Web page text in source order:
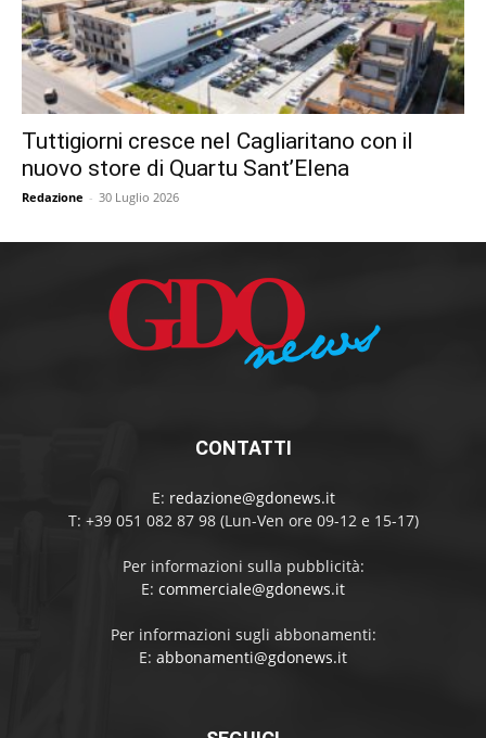
Tuttigiorni cresce nel Cagliaritano con il
nuovo store di Quartu Sant’Elena
Redazione - 30 Luglio 2026
CONTATTI
E: redazione@gdonews.it
T: +39 051 082 87 98 (Lun-Ven ore 09-12 e 15-17)
Per informazioni sulla pubblicità:
E: commerciale@gdonews.it
Per informazioni sugli abbonamenti:
E: abbonamenti@gdonews.it